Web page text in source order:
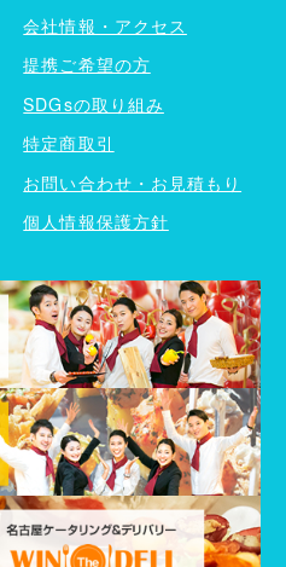
会社情報・アクセス
提携ご希望の方
SDGsの取り組み
特定商取引
お問い合わせ・お見積もり
個人情報保護方針